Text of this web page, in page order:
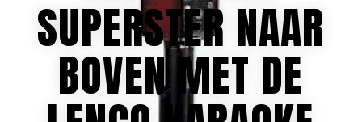
SUPERSTER NAAR
BOVEN MET DE